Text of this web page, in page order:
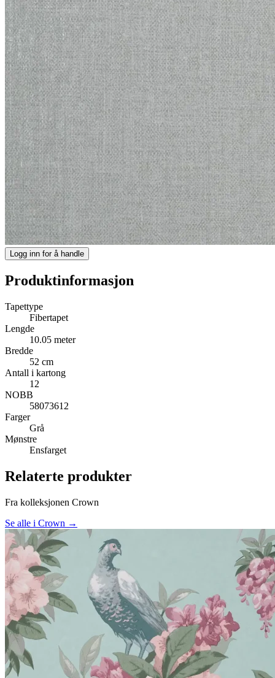
Logg inn for å handle
Produktinformasjon
Tapettype
Fibertapet
Lengde
10.05 meter
Bredde
52 cm
Antall i kartong
12
NOBB
58073612
Farger
Grå
Mønstre
Ensfarget
Relaterte produkter
Fra kolleksjonen Crown
Se alle i Crown →